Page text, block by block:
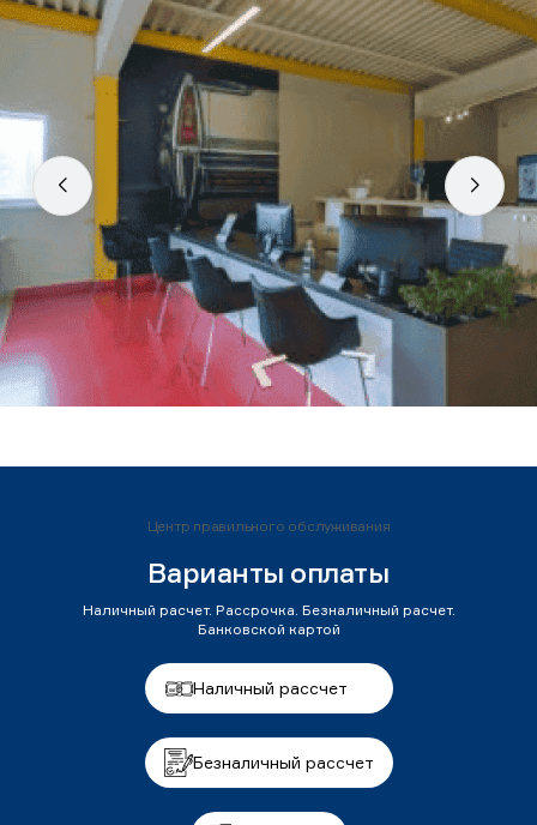
Центр правильного обслуживания
Варианты оплаты
Наличный расчет. Рассрочка. Безналичный расчет.
Банковской картой
Наличный рассчет
Безналичный рассчет